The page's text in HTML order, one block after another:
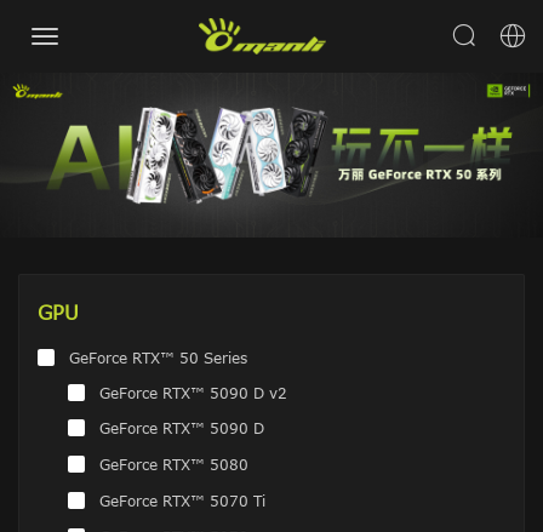
GPU
GeForce RTX™ 50 Series
GeForce RTX™ 5090 D v2
GeForce RTX™ 5090 D
GeForce RTX™ 5080
GeForce RTX™ 5070 Ti